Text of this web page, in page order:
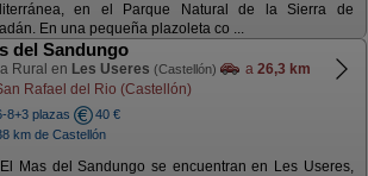
en el Parque Natural de la Sierra de
En una pequeña plazoleta co ...
del Sandungo
Rural en Les Useres (Castellón) a 26,3 km
Rafael del Rio (Castellón)
8+3 plazas
40 €
km de Castellón
El Mas del Sandungo se encuentran en Les Useres,